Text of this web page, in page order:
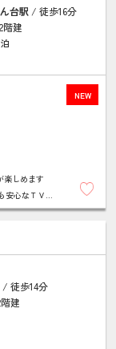
台駅 / 徒歩16分
建
NEW
しめます
心なＴＶド
/ 徒歩14分
建